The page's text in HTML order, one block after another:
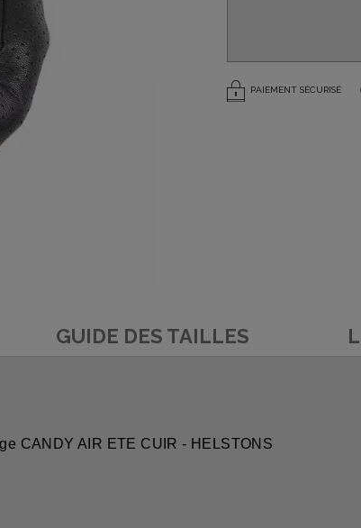
PAIEMENT SÉCURISÉ
GUIDE DES TAILLES
CANDY AIR ETE CUIR - HELSTONS